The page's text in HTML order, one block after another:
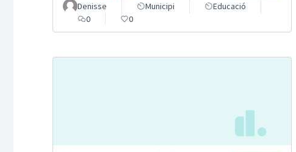
Denisse
Municipi
Educació
0
0